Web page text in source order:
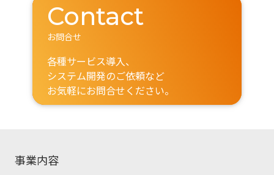
Contact
お問合せ
各種サービス導入、
システム開発のご依頼など
お気軽にお問合せください。
事業内容